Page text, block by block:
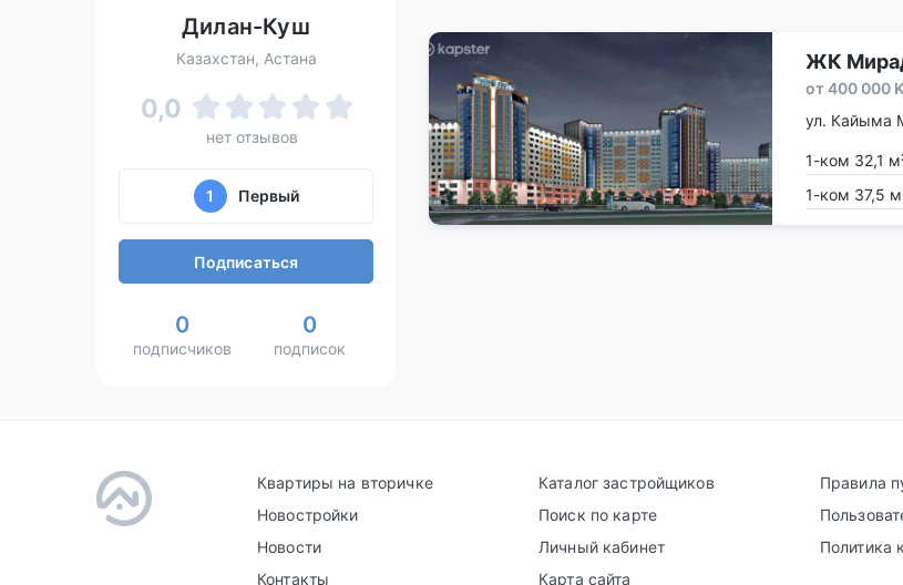
Дилан-Куш
Казахстан, Астана
0,0
нет отзывов
1 Первый
Подписаться
0
подписчиков
0
подписок
ЖК
от 400 000
ул. Кайыма
1-ком 32,1
1-ком 37,5
Квартиры на вторичке
Новостройки
Новости
Контакты
Каталог застройщиков
Поиск по карте
Личный кабинет
Карта сайта
Правила
Политика